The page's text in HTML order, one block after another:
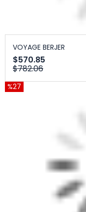
VOYAGE BERJER
$570.85
$782.06
%27